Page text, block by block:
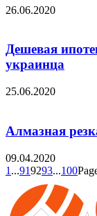
26.06.2020
Дешевая
украинца
25.06.2020
Алмазная
09.04.2020
1 ...919293...100